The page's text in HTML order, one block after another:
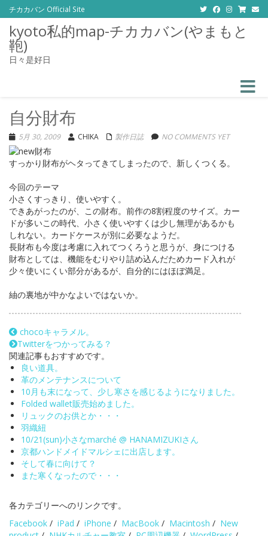
チカカバン Official Site
kyoto私的map-チカカバン(やまもと
鞄)
日々是好日
自分財布
5月 30, 2009 CHIKA 製作日誌 NO COMMENTS YET
すっかり財布がヘタってきてしまったので、新しくつくる。
今回のテーマ
小さくすっきり、使いやすく。
できあがったのが、この財布。前作の8割程度のサイズ。カー
ドが多いこの時代、小さく使いやすくは少し無理があるかも
しれない。カードケースが別に必要なようだ。
長財布も今度は考慮に入れてつくろうと思うが、身につける
財布としては、機能をむりやり詰め込んだためカード入れが
少々使いにくい部分があるが、自分的にはほぼ満足。
紬の裏地が中かなよいではないか。
chocoキャラメル。
Twitterをつかってみる？
関連記事もおすすめです。
良い道具。
革のメンテナンスについて
10月も末になって、少し寒さを感じるようになりました。
Folded wallet販売始めました。
リュックのお供とか・・・
羽織紐
10/21(sun)小さなmarché @ HANAMIZUKIさん
京都ハンドメイドマルシェに出店します。
そして春に向けて？
また寒くなったので・・・
各カテゴリーへのリンクです。
Facebook / iPad / iPhone / MacBook / Macintosh / New